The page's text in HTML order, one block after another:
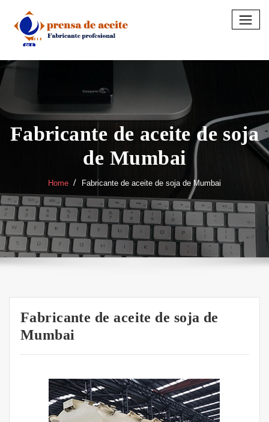
content
Fabricante de aceite de soja
de Mumbai
Home Fabricante de aceite de soja de Mumbai
Fabricante de aceite de soja de
Mumbai